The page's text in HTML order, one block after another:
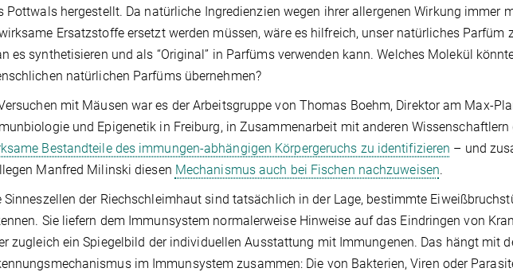
Pottwals hergestellt. Da natürliche Ingredienzien wegen ihrer allergenen Wirkung immer
Ersatzstoffe ersetzt werden müssen, wäre es hilfreich, unser natürliches Parfüm
es synthetisieren und als “Original” in Parfüms verwenden kann. Welches Molekül
natürlichen Parfüms übernehmen?
mit Mäusen war es der Arbeitsgruppe von Thomas Boehm, Direktor am Max-
und Epigenetik in Freiburg, in Zusammenarbeit mit anderen Wissenschaftlern
Bestandteile des immungen-abhängigen Körpergeruchs zu identifizieren – und
Manfred Milinski diesen Mechanismus auch bei Fischen nachzuweisen.
Sinneszellen der Riechschleimhaut sind tatsächlich in der Lage, bestimmte
Sie liefern dem Immunsystem normalerweise Hinweise auf das Eindringen von
zugleich ein Spiegelbild der individuellen Ausstattung mit Immungenen. Das hängt mit
im Immunsystem zusammen: Die von Bakterien, Viren oder